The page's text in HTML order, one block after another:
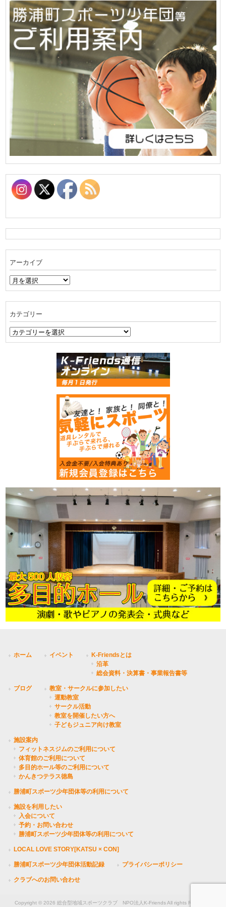
アーカイブ
ア
ー
ブ
カテゴリー
カ
テ
ホーム イベント
K-Friendsとは
沿革
総会資料・決算書・事業報告書等
ブログ
教室・サークルに参加したい
運動教室
サークル活動
教室を開催したい方へ
子どもジュニア向け教室
施設案内
フィットネスジムのご利用について
体育館のご利用について
多目的ホール等のご利用について
かんきつテラス徳島
勝浦町スポーツ少年団体等の利用について
施設を利用したい
入会について
予約・お問い合わせ
勝浦町スポーツ少年団体等の利用について
LOCAL LOVE STORY[KATSU × CON]
勝浦町スポーツ少年団体活動記録 プライバシーポリシー
クラブへのお問い合わせ
Copyright © 2026 総合型地域スポーツクラブ NPO法人K-Friends All rights Reserved.